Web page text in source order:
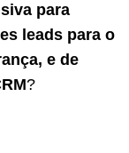
para
leads para o
e de
?